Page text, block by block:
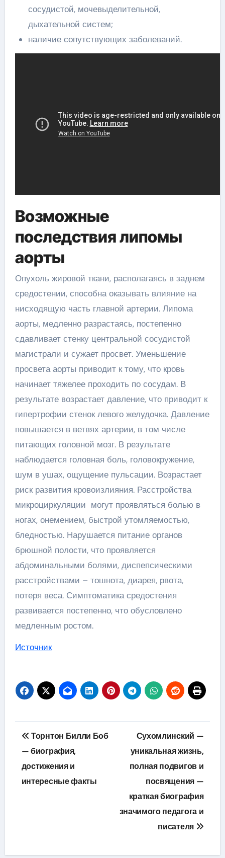
сосудистой, мочевыделительной,
дыхательной систем;
наличие сопутствующих заболеваний.
Возможные
последствия липомы
аорты
Опухоль жировой ткани, располагаясь в заднем
средостении, способна оказывать влияние на
нисходящую часть главной артерии. Липома
аорты, медленно разрастаясь, постепенно
сдавливает стенку центральной сосудистой
магистрали и сужает просвет. Уменьшение
просвета аорты приводит к тому, что кровь
начинает тяжелее проходить по сосудам. В
результате возрастает давление, что приводит к
гипертрофии стенок левого желудочка. Давление
повышается в ветвях артерии, в том числе
питающих головной мозг. В результате
наблюдается головная боль, головокружение,
шум в ушах, ощущение пульсации. Возрастает
риск развития кровоизлияния. Расстройства
микроциркуляции могут проявляться болью в
ногах, онемением, быстрой утомляемостью,
бледностью. Нарушается питание органов
брюшной полости, что проявляется
абдоминальными болями, диспепсическими
расстройствами – тошнота, диарея, рвота,
потеря веса. Симптоматика средостения
развивается постепенно, что обусловлено
медленным ростом.
Источник
Навигация
по
записям
Торнтон Билли Боб
— биография,
достижения и
интересные факты
Сухомлинский —
уникальная жизнь,
полная подвигов и
посвящения —
краткая биография
значимого педагога и
писателя